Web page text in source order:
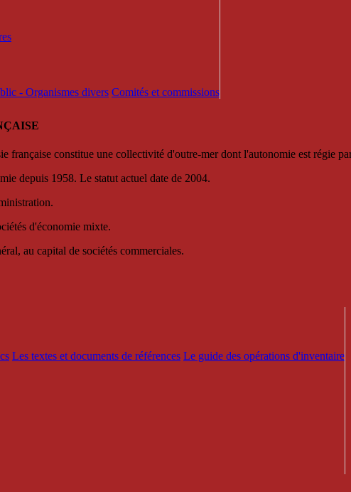
- Organismes divers Comités et commissions
française constitue une collectivité d'outre-mer dont l'autonomie est régie
depuis 1958. Le statut actuel date de 2004.
d'économie mixte.
au capital de sociétés commerciales.
Les textes et documents de références Le guide des opérations d'inventaire